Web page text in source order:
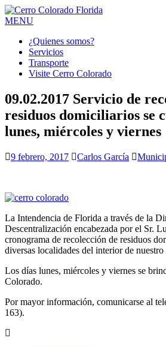
MENU
¿Quienes somos?
Servicios
Transporte
Visite Cerro Colorado
09.02.2017 Servicio de
residuos domiciliarios se
lunes, miércoles y viernes
9 febrero, 2017 Carlos García
La Intendencia de Florida a través de la
Descentralización encabezada por el Sr.
cronograma de recolección de residuos
diversas localidades del interior de nuestro
Los días lunes, miércoles y viernes se
Colorado.
Por mayor información, comunicarse al
163).